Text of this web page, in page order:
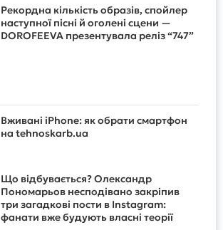
Рекордна кількість образів, спойлер
наступної пісні й оголені сцени —
DOROFEEVA презентувала реліз “747”
Вживані iPhone: як обрати смартфон
на tehnoskarb.ua
Що відбувається? Олександр
Пономарьов несподівано закріпив
три загадкові пости в Instagram:
фанати вже будують власні теорії